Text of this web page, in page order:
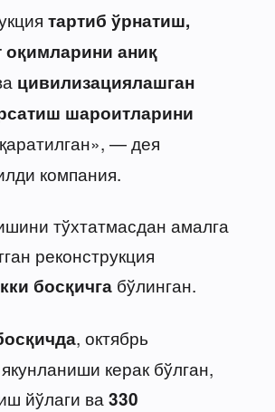
тартиб ўрнатиш,
оқимларини аниқ
цивилизациялашган
шароитларини
қаратилган», — дея
компания.
тўхтатмасдан амалга
реконструкция
босқичга бўлинган.
, октябрь
керак бўлган,
йўлаги ва 330